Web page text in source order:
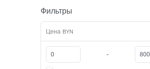
Фильтры
Цена BYN
-